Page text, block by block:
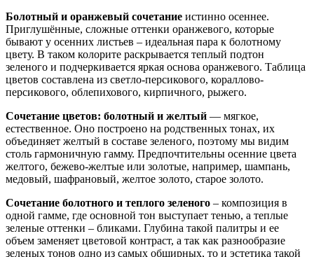
Болотный и оранжевый сочетание истинно осеннее.
Приглушённые, сложные оттенки оранжевого, которые
бывают у осенних листьев – идеальная пара к болотному
цвету. В таком колорите раскрывается теплый подтон
зеленого и подчеркивается яркая основа оранжевого. Таблица
цветов составлена из светло-персикового, кораллово-
персикового, облепихового, кирпичного, рыжего.
Сочетание цветов: болотный и желтый — мягкое,
естественное. Оно построено на родственных тонах, их
объединяет желтый в составе зеленого, поэтому мы видим
столь гармоничную гамму. Предпочтительны осенние цвета
желтого, бежево-желтые или золотые, например, шампань,
медовый, шафрановый, желтое золото, старое золото.
Сочетание болотного и теплого зеленого – композиция в
одной гамме, где основной тон выступает тенью, а теплые
зеленые оттенки – бликами. Глубина такой палитры и ее
объем заменяет цветовой контраст, а так как разнообразие
зеленых тонов одно из самых обширных, то и эстетика такой